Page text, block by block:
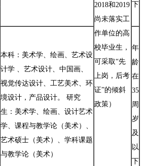
2018和2019
尚未落实工
作单位的高
校毕业生，
可采取“先
上岗，后考
证”的倾斜
政策）
下
本科：美术学、绘画、艺术设
计学 、艺术设计、中国画、
视觉传达设计、工艺美术、环
境设计，产品设计。 研究
生：美术学、绘画、设计艺术
学、课程与教学论（美术）、
艺术硕士（美术）、学科课题
与教学论（美术）
年
龄
在
35
周
岁
及
以
下